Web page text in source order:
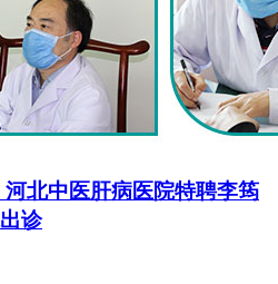
河北中医肝病医院特聘李筠
诊